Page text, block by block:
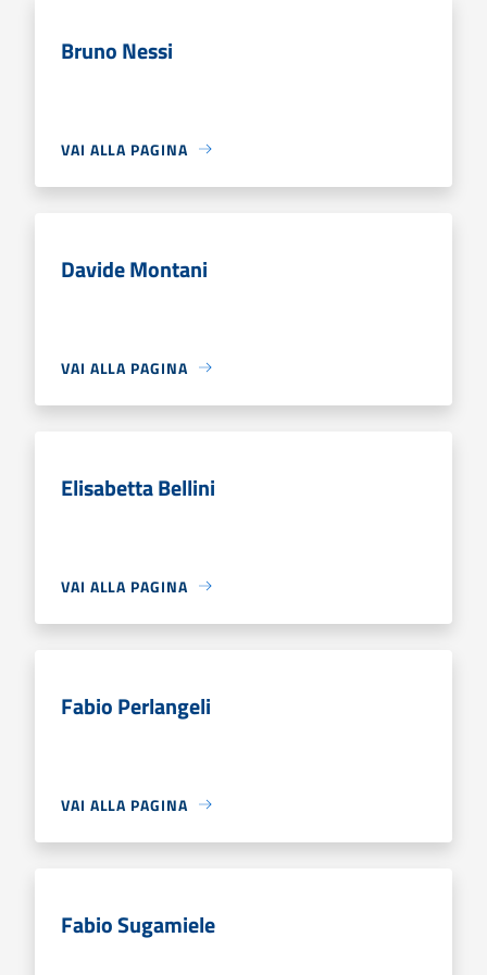
Bruno Nessi
VAI ALLA PAGINA
Davide Montani
VAI ALLA PAGINA
Elisabetta Bellini
VAI ALLA PAGINA
Fabio Perlangeli
VAI ALLA PAGINA
Fabio Sugamiele